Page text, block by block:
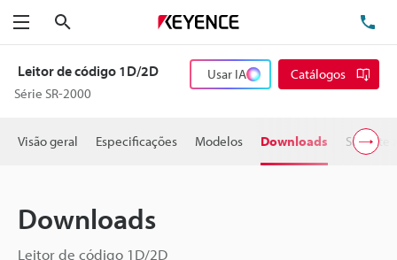
Menu
Leitor de código 1D/2D
Série SR-2000
Usar IA Catálogos
Visão geral Especificações Modelos Downloads Suporte
Downloads
Leitor de código 1D/2D